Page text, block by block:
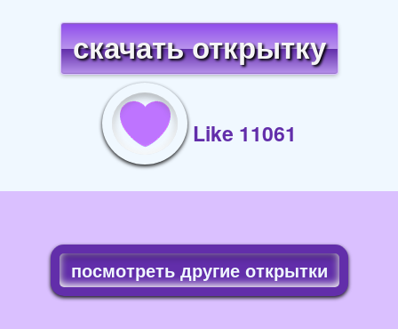
скачать открытку
Like 11061
посмотреть другие открытки